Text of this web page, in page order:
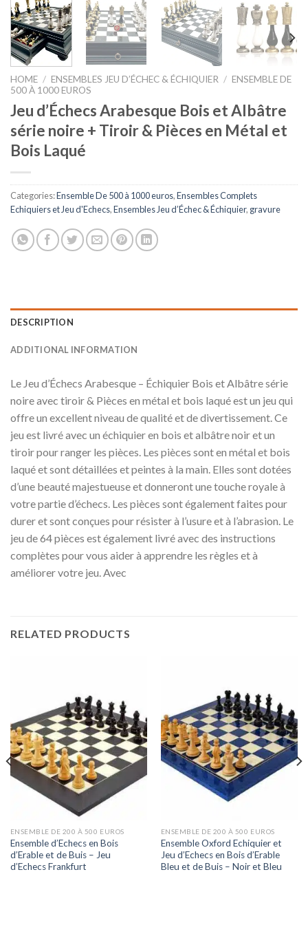
HOME / ENSEMBLES JEU D’ÉCHEC & ÉCHIQUIER / ENSEMBLE DE
500 À 1000 EUROS
Jeu d’Échecs Arabesque Bois et Albâtre
série noire + Tiroir & Pièces en Métal et
Bois Laqué
Categories:Ensemble De 500 à 1000 euros,Ensembles Complets
Echiquiers et Jeu d'Echecs,Ensembles Jeu d’Échec & Échiquier, gravure
DESCRIPTION
ADDITIONAL INFORMATION
Le Jeu d’Échecs Arabesque – Échiquier Bois et Albâtre série
noire avec tiroir & Pièces en métal et bois laqué est un jeu qui
offre un excellent niveau de qualité et de divertissement. Ce
jeu est livré avec un échiquier en bois et albâtre noir et un
tiroir pour ranger les pièces. Les pièces sont en métal et bois
laqué et sont détaillées et peintes à la main. Elles sont dotées
d’une beauté majestueuse et donneront une touche royale à
votre partie d’échecs. Les pièces sont également faites pour
durer et sont conçues pour résister à l’usure et à l’abrasion. Le
jeu de 64 pièces est également livré avec des instructions
complètes pour vous aider à apprendre les règles et à
améliorer votre jeu. Avec
RELATED PRODUCTS
ENSEMBLE DE 200 À 500 EUROS
Ensemble d’Echecs en Bois
d’Erable et de Buis – Jeu
d’Echecs Frankfurt
ENSEMBLE DE 200 À 500 EUROS
Ensemble Oxford Echiquier et
Jeu d’Echecs en Bois d’Erable
Bleu et de Buis – Noir et Bleu